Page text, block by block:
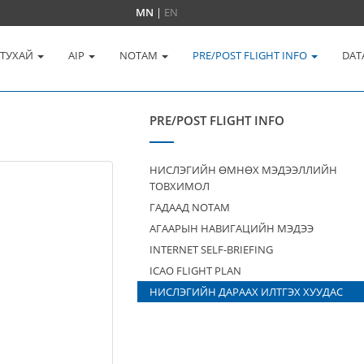
MN | EN
AIP NOTAM PRE/POST FLIGHT INFO
PRE/POST FLIGHT INFO
НИСЛЭГИЙН ӨМНӨХ МЭДЭЭЛЛИЙН
ТОВХИМОЛ
ГАДААД NOTAM
АГААРЫН НАВИГАЦИЙН МЭДЭЭ
INTERNET SELF-BRIEFING
ICAO FLIGHT PLAN
НИСЛЭГИЙН ДАРААХ ИЛТГЭХ ХУУДАС